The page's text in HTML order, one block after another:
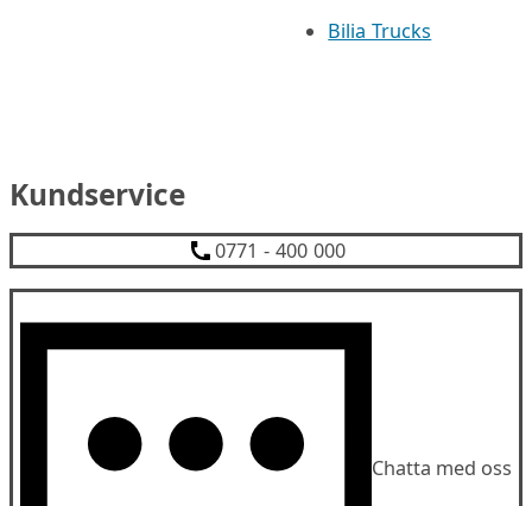
Bilia Trucks
Kundservice
0771 - 400 000
Chatta med oss